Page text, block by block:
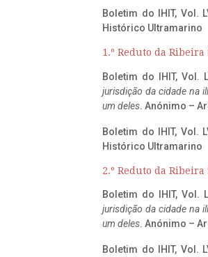
Boletim do IHIT, Vol.
Histórico Ultramarino
1.º Reduto da Ribeira
Boletim do IHIT, Vol.
jurisdição da cidade na
um deles. Anónimo –
Boletim do IHIT, Vol.
Histórico Ultramarino
2.º Reduto da Ribeira
Boletim do IHIT, Vol.
jurisdição da cidade na
um deles. Anónimo –
Boletim do IHIT, Vol.